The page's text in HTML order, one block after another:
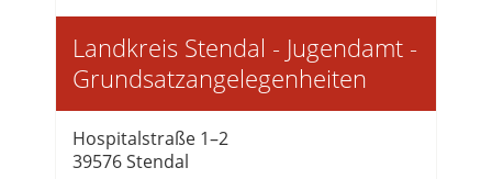
Landkreis Stendal - Jugendamt -
Grundsatzangelegenheiten
Hospitalstraße 1–2
39576 Stendal